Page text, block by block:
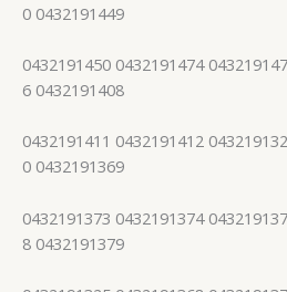
0 0432191449
0432191450 0432191474
6 0432191408
0432191411 0432191412
0 0432191369
0432191373 0432191374
8 0432191379